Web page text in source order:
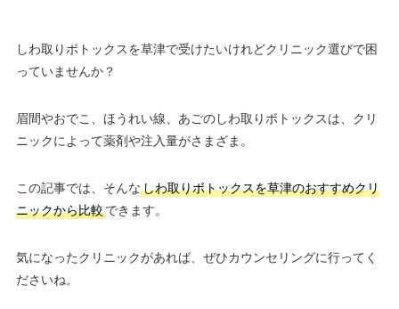
しわ取りボトックスを草津で受けたいけれどクリニック選びで困
っていませんか？
眉間やおでこ、ほうれい線、あごのしわ取りボトックスは、クリ
ニックによって薬剤や注入量がさまざま。
この記事では、そんなしわ取りボトックスを草津のおすすめクリ
ニックから比較できます。
気になったクリニックがあれば、ぜひカウンセリングに行ってく
ださいね。